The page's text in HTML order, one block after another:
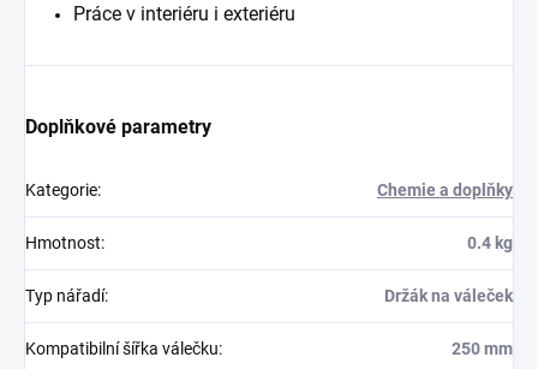
Práce v interiéru i exteriéru
Doplňkové parametry
Kategorie: Chemie a doplňky
Hmotnost: 0.4 kg
Typ nářadí: Držák na váleček
Kompatibilní šířka válečku: 250 mm